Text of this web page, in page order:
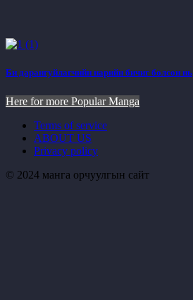
Би дарангуйлагчийн нарийн бичиг болсон нь
Here for more Popular Manga
Terms of service
ABOUT US
Privacy policy
© 2024 манга орчуулгын сайт